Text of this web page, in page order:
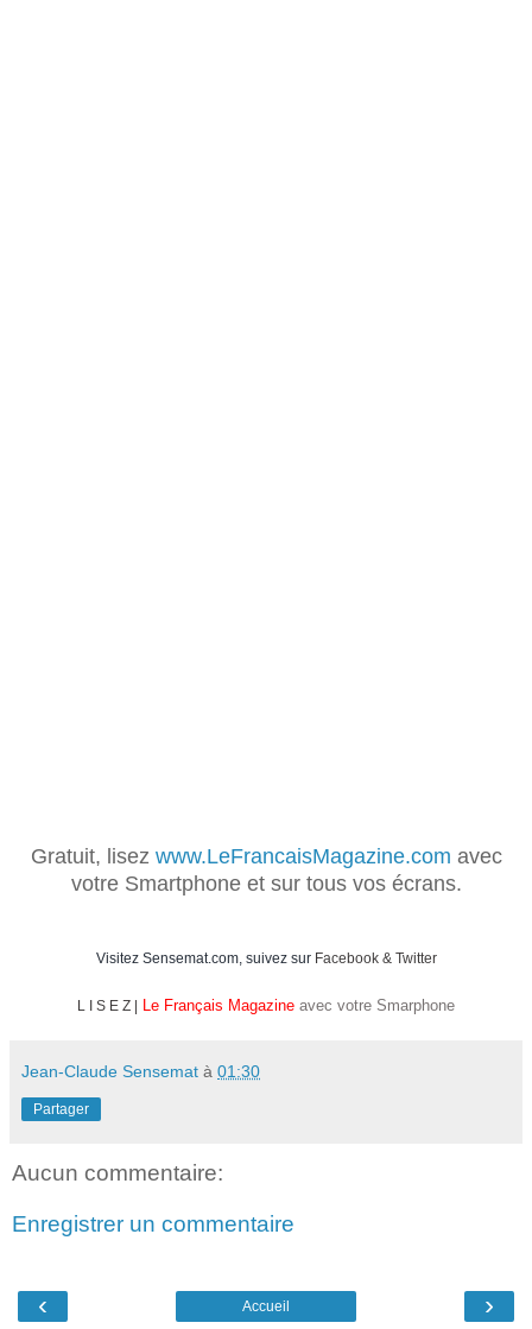
Gratuit, lisez www.LeFrancaisMagazine.com avec
votre Smartphone et sur tous vos écrans.
Visitez Sensemat.com, suivez sur Facebook& Twitter
L I S E Z | Le Français Magazine avec votre Smarphone
Jean-Claude Sensemat à 01:30
Partager
Aucun commentaire:
Enregistrer un commentaire
‹ ›
Accueil